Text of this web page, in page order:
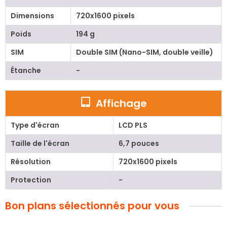
Dimensions
720x1600 pixels
Poids
194 g
SIM
Double SIM (Nano-SIM, double veille)
Étanche
-
Affichage
Type d'écran
LCD PLS
Taille de l'écran
6,7 pouces
Résolution
720x1600 pixels
Protection
-
Bon plans sélectionnés pour vous